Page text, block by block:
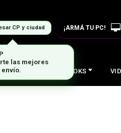
CP y ciudad ¡ARMÁ TU PC!
NOTEBOOKS
las mejores
envío.